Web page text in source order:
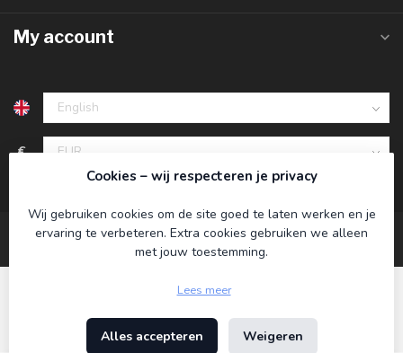
My account
€
© Copyright 2026 Koning Bamboe - Powered by
Cookies – wij respecteren je privacy
Wij gebruiken cookies om de site goed te laten werken en je
ervaring te verbeteren. Extra cookies gebruiken we alleen
met jouw toestemming.
Lees meer
Alles accepteren Weigeren